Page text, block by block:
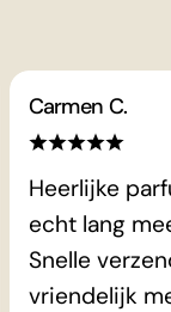
Carmen C.
Heerlijke
echt lang
Snelle
vriendelijk